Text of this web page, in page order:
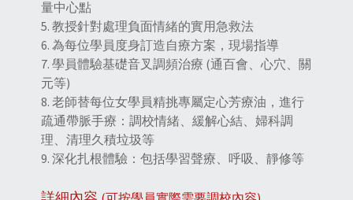
量中心點
5. 教授針對處理負面情緒的實用急救法
6. 為每位學員度身訂造自療方案，現場指導
7. 學員體驗基礎音叉調頻治療 (通百會、心穴、關
元等)
8. 老師替每位女學員精挑專屬定心芳療油，進行
疏通帶脈手療：調校情緒、緩解心結、婦科調
理、清理久積垃圾等
9. 深化扎根體驗：包括學習聲療、呼吸、靜修等